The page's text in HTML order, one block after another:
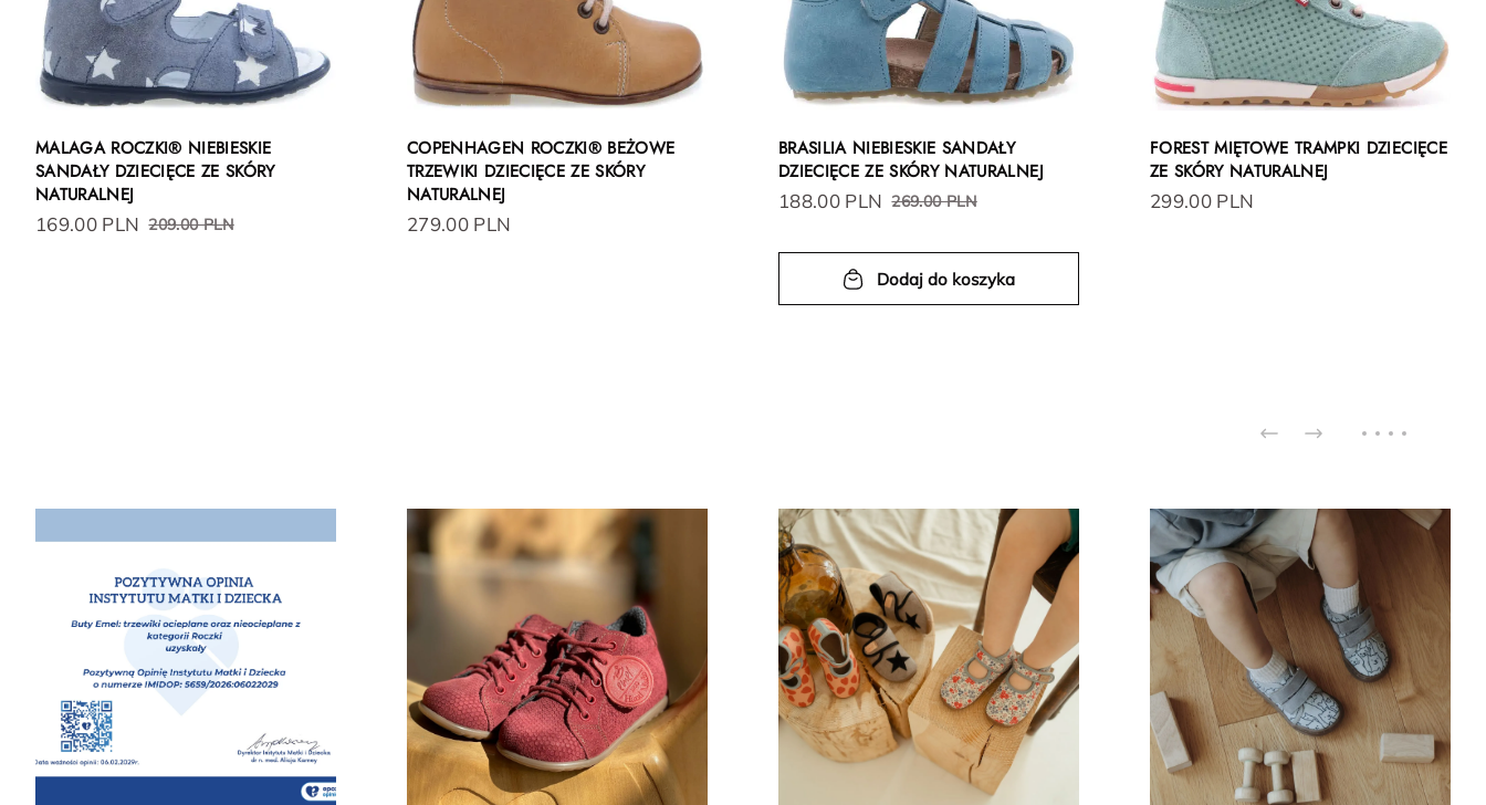
MALAGA ROCZKI® NIEBIESKIE
SANDAŁY DZIECIĘCE ZE SKÓRY
NATURALNEJ
169.00 PLN 209.00 PLN
COPENHAGEN ROCZKI® BEŻOWE
TRZEWIKI DZIECIĘCE ZE SKÓRY
NATURALNEJ
279.00 PLN
BRASILIA NIEBIESKIE SANDAŁY
DZIECIĘCE ZE SKÓRY NATURALNEJ
188.00 PLN 269.00 PLN
Dodaj do koszyka
FOREST MIĘTOWE TRAMPKI DZIECIĘCE
ZE SKÓRY NATURALNEJ
299.00 PLN